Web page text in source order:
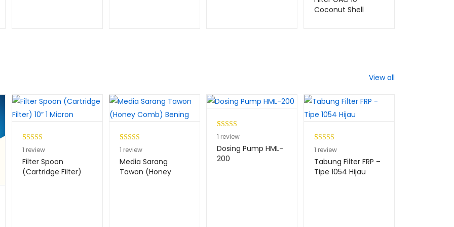
berdasarkan
Coconut Shell
View all
Peringkat
5.00dari 5
berdasarkan
11 review
Filter Spoon
(Cartridge Filter)
Peringkat
5.00dari 5
berdasarkan
11 review
Media Sarang
Tawon (Honey
Peringkat
5.00dari 5
berdasarkan
11 review
Dosing Pump HML-
200
Peringkat
5.00dari 5
berdasarkan
11 review
Tabung Filter FRP –
Tipe 1054 Hijau